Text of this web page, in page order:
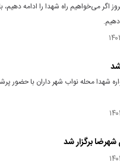
اگر می‌خواهیم راه شهدا را ادامه
شهدا محله نواب شهر داران با حضور